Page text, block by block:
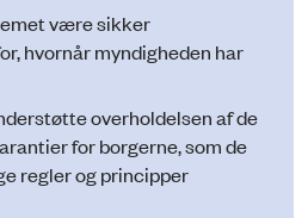
være sikker
hvornår myndigheden har
overholdelsen af de
for borgerne, som de
regler og principper